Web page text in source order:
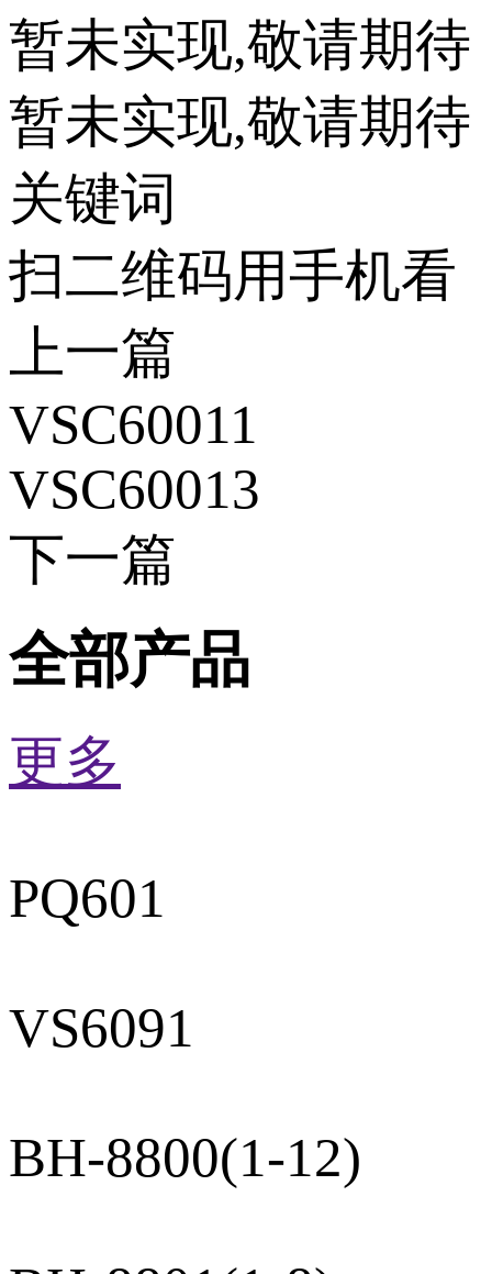
暂未实现,敬请期待
暂未实现,敬请期待
关键词
扫二维码用手机看
上一篇
VSC60011
VSC60013
下一篇
全部产品
更多
PQ601
VS6091
BH-8800(1-12)